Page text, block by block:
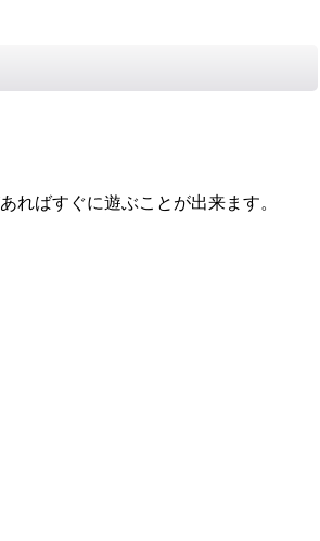
ればすぐに遊ぶことが出来ます。